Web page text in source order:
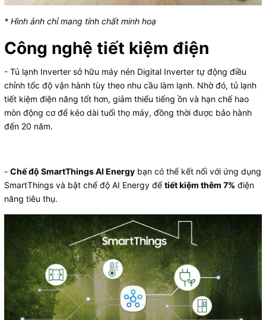
* Hình ảnh chỉ mang tính chất minh hoạ
Công nghệ tiết kiệm điện
- Tủ lạnh Inverter sở hữu máy nén Digital Inverter tự động điều
chỉnh tốc độ vận hành tùy theo nhu cầu làm lạnh. Nhờ đó, tủ lạnh
tiết kiệm điện năng tốt hơn, giảm thiểu tiếng ồn và hạn chế hao
mòn động cơ để kéo dài tuổi thọ máy, đồng thời được bảo hành
đến 20 năm.
- Chế độ SmartThings AI Energy bạn có thể kết nối với ứng dụng
SmartThings và bật chế độ AI Energy để tiết kiệm thêm 7% điện
năng tiêu thụ.